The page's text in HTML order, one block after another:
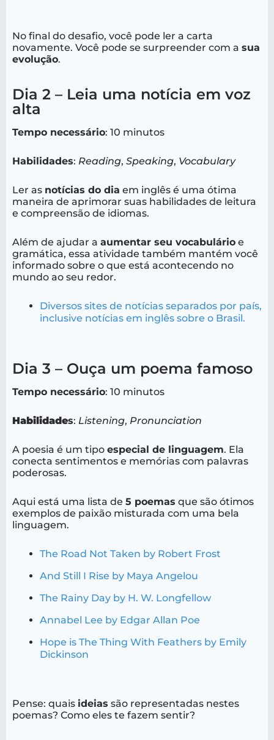
No final do desafio, você pode ler a carta
novamente. Você pode se surpreender com a sua
evolução.
Dia 2 – Leia uma notícia em voz
alta
Tempo necessário: 10 minutos
Habilidades: Reading, Speaking, Vocabulary
Ler as notícias do dia em inglês é uma ótima
maneira de aprimorar suas habilidades de leitura
e compreensão de idiomas.
Além de ajudar a aumentar seu vocabulário e
gramática, essa atividade também mantém você
informado sobre o que está acontecendo no
mundo ao seu redor.
Diversos sites de notícias separados por país,
inclusive notícias em inglês sobre o Brasil.
Dia 3 – Ouça um poema famoso
Tempo necessário: 10 minutos
Habilidades: Listening, Pronunciation
A poesia é um tipo especial de linguagem. Ela
conecta sentimentos e memórias com palavras
poderosas.
Aqui está uma lista de 5 poemas que são ótimos
exemplos de paixão misturada com uma bela
linguagem.
The Road Not Taken by Robert Frost
And Still I Rise by Maya Angelou
The Rainy Day by H. W. Longfellow
Annabel Lee by Edgar Allan Poe
Hope is The Thing With Feathers by Emily
Dickinson
Pense: quais ideias são representadas nestes
poemas? Como eles te fazem sentir?